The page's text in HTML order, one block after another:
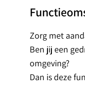
Zorg met
Ben jij een
omgeving?
Dan is deze